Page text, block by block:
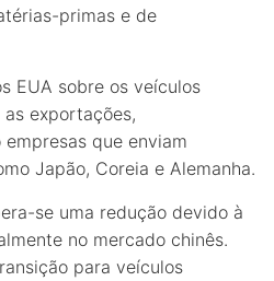
primas e de
EUA sobre os veículos
exportações,
que enviam
Japão, Coreia e Alemanha.
se uma redução devido à
no mercado chinês.
para veículos